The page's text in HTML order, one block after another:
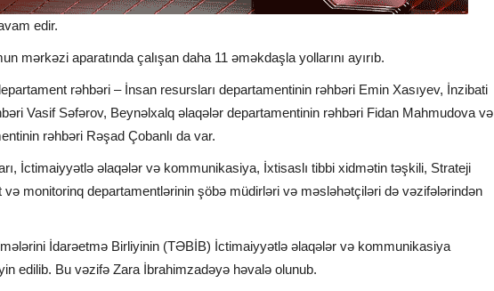
edir.
mərkəzi aparatında çalışan daha 11 əməkdaşla yollarını ayırıb.
rəhbəri – İnsan resursları departamentinin rəhbəri Emin Xasıyev, İnzibati
Vasif Səfərov, Beynəlxalq əlaqələr departamentinin rəhbəri Fidan Mahmudova və
rəhbəri Rəşad Çobanlı da var.
İctimaiyyətlə əlaqələr və kommunikasiya, İxtisaslı tibbi xidmətin təşkili, Strateji
monitorinq departamentlərinin şöbə müdirləri və məsləhətçiləri də vəzifələrindən
İdarəetmə Birliyinin (TƏBİB) İctimaiyyətlə əlaqələr və kommunikasiya
edilib. Bu vəzifə Zara İbrahimzadəyə həvalə olunub.